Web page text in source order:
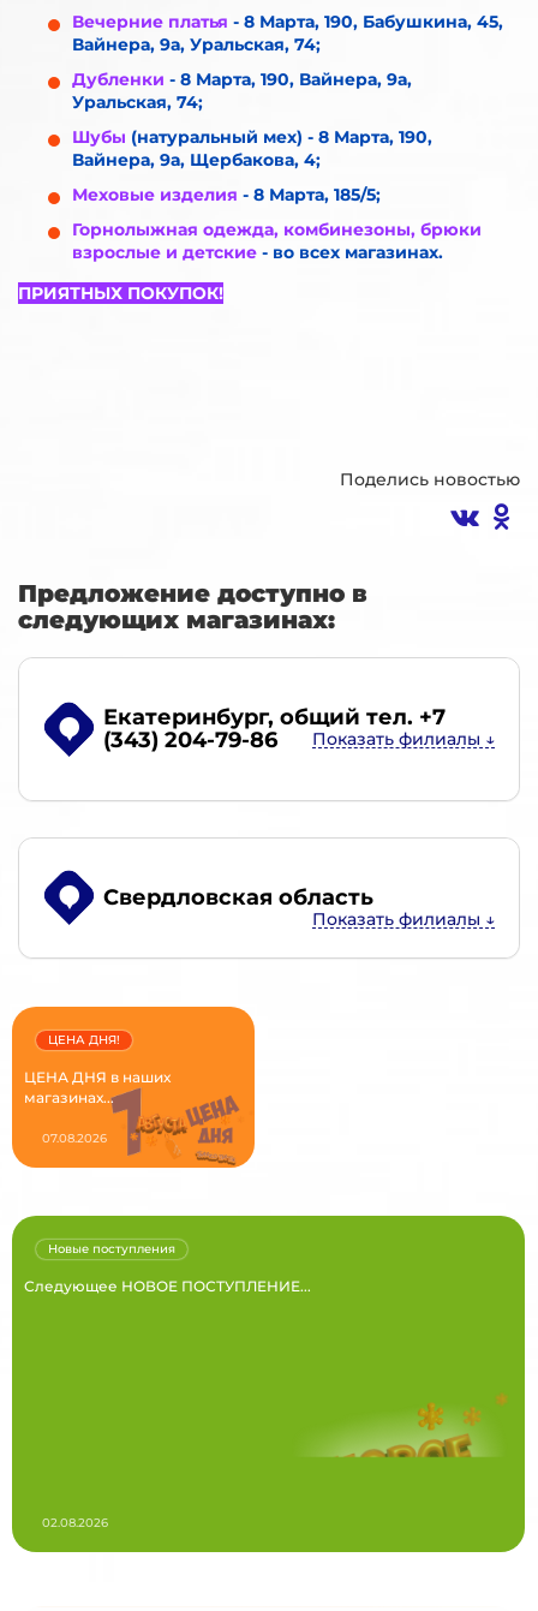
Вечерние платья - 8 Марта, 190, Бабушкина, 45,
Вайнера, 9а, Уральская, 74;
Дубленки - 8 Марта, 190, Вайнера, 9а,
Уральская, 74;
Шубы (натуральный мех) - 8 Марта, 190,
Вайнера, 9а, Щербакова, 4;
Меховые изделия - 8 Марта, 185/5;
Горнолыжная одежда, комбинезоны, брюки
взрослые и детские - во всех магазинах.
ПРИЯТНЫХ ПОКУПОК!
Поделись новостью
Предложение доступно в
следующих магазинах:
Екатеринбург, общий тел. +7
(343) 204-79-86
Свердловская область
ЦЕНА ДНЯ в наших
магазинах...
ЦЕНА ДНЯ!
07.08.2026
Следующее НОВОЕ ПОСТУПЛЕНИЕ...
Новые поступления
02.08.2026